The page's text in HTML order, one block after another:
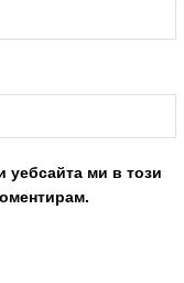
уебсайта ми в този